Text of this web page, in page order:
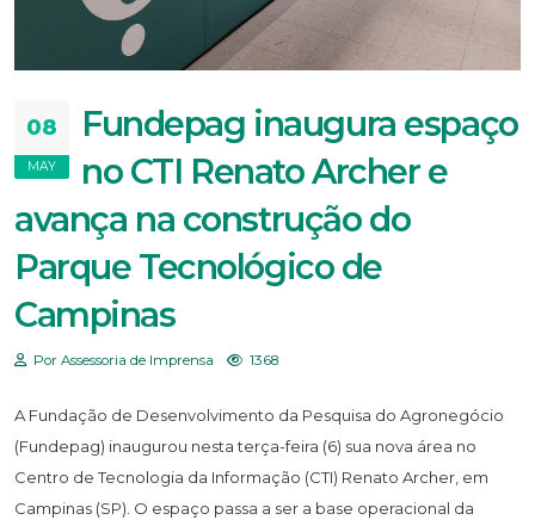
08
MAY
Fundepag inaugura espaço
no CTI Renato Archer e
avança na construção do
Parque Tecnológico de
Campinas
Por Assessoria de Imprensa 1368
A Fundação de Desenvolvimento da Pesquisa do Agronegócio
(Fundepag) inaugurou nesta terça-feira (6) sua nova área no
Centro de Tecnologia da Informação (CTI) Renato Archer, em
Campinas (SP). O espaço passa a ser a base operacional da